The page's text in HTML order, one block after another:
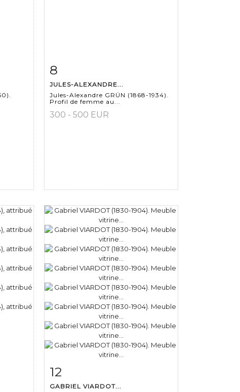
Fiche détaillée
8
JULES-ALEXANDRE...
Jules-Alexandre GRÜN (1868-1934).
Profil de femme au...
300 - 500 EUR
Fiche détaillée
12
GABRIEL VIARDOT...